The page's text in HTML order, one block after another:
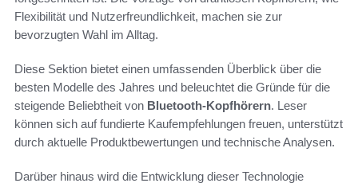
Flexibilität und Nutzerfreundlichkeit, machen sie zur
bevorzugten Wahl im Alltag.
Diese Sektion bietet einen umfassenden Überblick über die
besten Modelle des Jahres und beleuchtet die Gründe für die
steigende Beliebtheit von Bluetooth-Kopfhörern. Leser
können sich auf fundierte Kaufempfehlungen freuen, unterstützt
durch aktuelle Produktbewertungen und technische Analysen.
Darüber hinaus wird die Entwicklung dieser Technologie